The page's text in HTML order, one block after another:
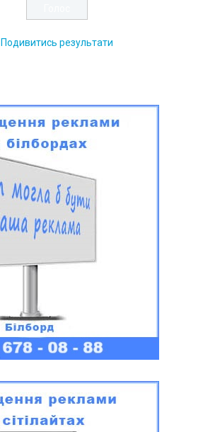
Подивитись результати